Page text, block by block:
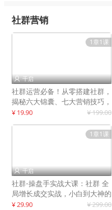
社群营销
1章1课
 千启
社群运营必备！从零搭建社群，
揭秘六大锦囊、七大营销技巧，
打造火爆社群
¥ 19.90 ¥ 199.00
1章1课
 千启
社群-操盘手实战大课：社群 全
局增长成交实战，小白到大神的
进阶之路
¥ 29.90 ¥ 299.00